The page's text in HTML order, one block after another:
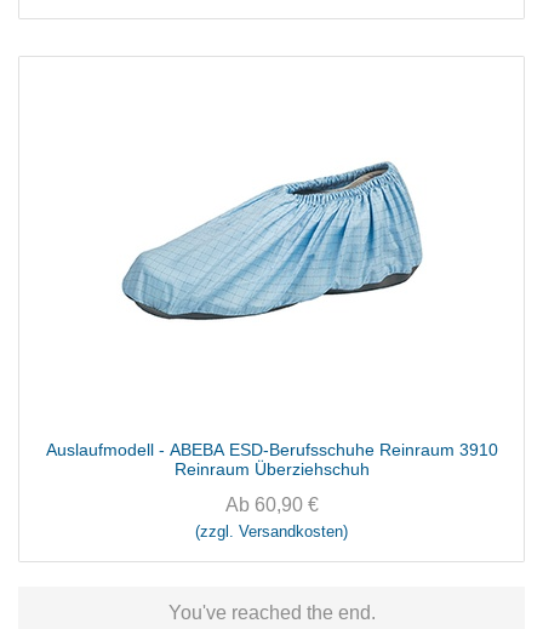
Auslaufmodell - ABEBA ESD-Berufsschuhe Reinraum 3910
Reinraum Überziehschuh
Ab 60,90€
(zzgl. Versandkosten)
You've reached the end.